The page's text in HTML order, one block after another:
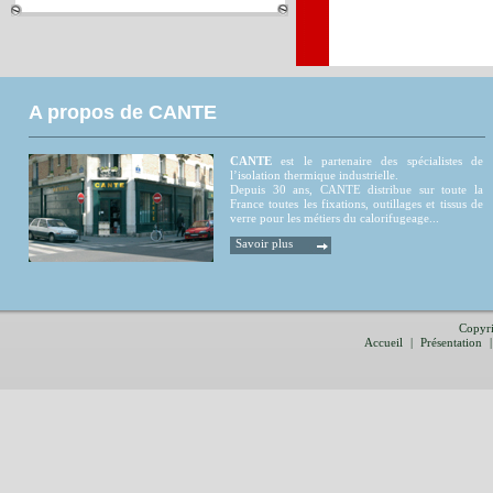
A propos de CANTE
CANTE est le partenaire des spécialistes de
l’isolation thermique industrielle.
Depuis 30 ans, CANTE distribue sur toute la
France toutes les fixations, outillages et tissus de
verre pour les métiers du calorifugeage...
Savoir plus
Accueil
| Présentation